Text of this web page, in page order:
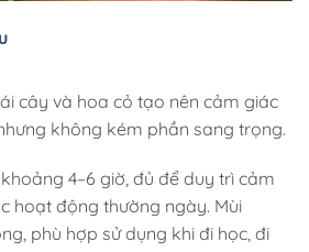
cây và hoa cỏ tạo nên cảm giác
không kém phần sang trọng.
4–6 giờ, đủ để duy trì cảm
hoạt động thường ngày. Mùi
phù hợp sử dụng khi đi học, đi